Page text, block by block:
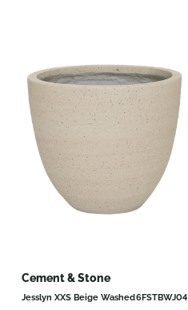
Cement & Stone
Jesslyn XXS Beige Washed6FSTBWJ04